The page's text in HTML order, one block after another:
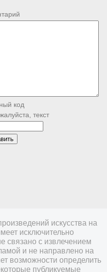
текст
искусства на
исключительно
связано с извлечением
и не направлено на
возможности определить
публикуемые